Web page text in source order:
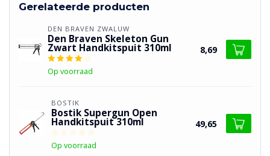
Gerelateerde producten
DEN BRAVEN ZWALUW
Den Braven Skeleton Gun
Zwart Handkitspuit 310ml
Op voorraad
8,69
BOSTIK
Bostik Supergun Open
Handkitspuit 310ml
Op voorraad
49,65